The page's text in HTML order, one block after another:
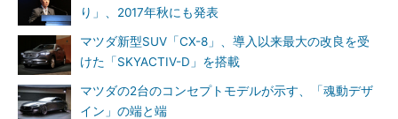
り」、2017年秋にも発表
マツダ新型SUV「CX-8」、導入以来最大の改良を受
けた「SKYACTIV-D」を搭載
マツダの2台のコンセプトモデルが示す、「魂動デザ
イン」の端と端